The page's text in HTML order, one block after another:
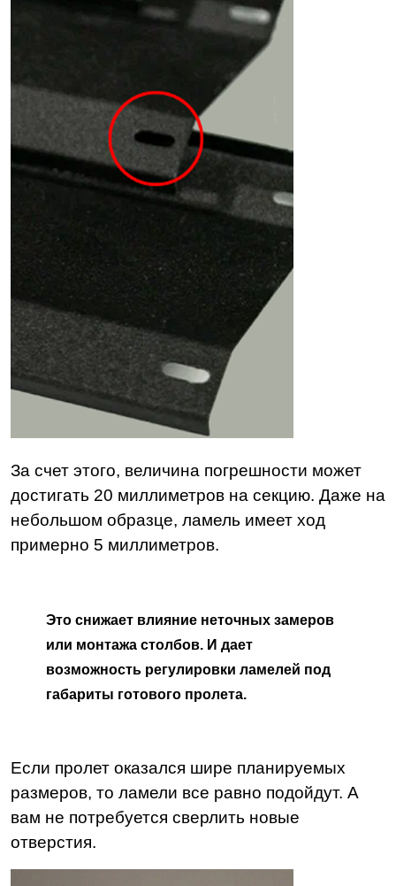
За счет этого, величина погрешности может
достигать 20 миллиметров на секцию. Даже на
небольшом образце, ламель имеет ход
примерно 5 миллиметров.
Это снижает влияние неточных замеров
или монтажа столбов. И дает
возможность регулировки ламелей под
габариты готового пролета.
Если пролет оказался шире планируемых
размеров, то ламели все равно подойдут. А
вам не потребуется сверлить новые
отверстия.